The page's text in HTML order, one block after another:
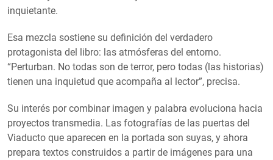
inquietante.
Esa mezcla sostiene su definición del verdadero
protagonista del libro: las atmósferas del entorno.
“Perturban. No todas son de terror, pero todas (las historias)
tienen una inquietud que acompaña al lector”, precisa.
Su interés por combinar imagen y palabra evoluciona hacia
proyectos transmedia. Las fotografías de las puertas del
Viaducto que aparecen en la portada son suyas, y ahora
prepara textos construidos a partir de imágenes para una